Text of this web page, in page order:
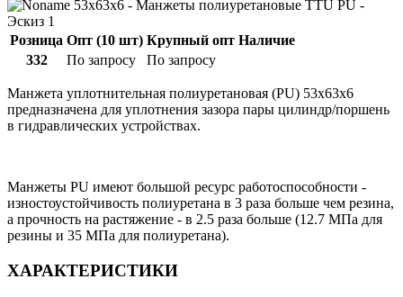
Розница Опт (10 шт) Крупный опт Наличие
332
По запросу По запросу
Манжета уплотнительная полиуретановая (PU) 53x63x6
предназначена для уплотнения зазора пары цилиндр/поршень
в гидравлических устройствах.
Манжеты PU имеют большой ресурс работоспособности -
изностоустойчивость полиуретана в 3 раза больше чем резина,
а прочность на растяжение - в 2.5 раза больше (12.7 МПа для
резины и 35 МПа для полиуретана).
ХАРАКТЕРИСТИКИ